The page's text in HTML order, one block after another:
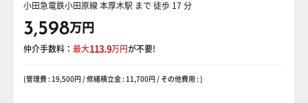
小田急電鉄小田原線 本厚木駅 まで 徒歩 17 分
3,598万円
仲介手数料： 最大113.9万円が不要!
(管理費 : 19,500円 / 修繕積立金 : 11,700円 / その他費用 : )